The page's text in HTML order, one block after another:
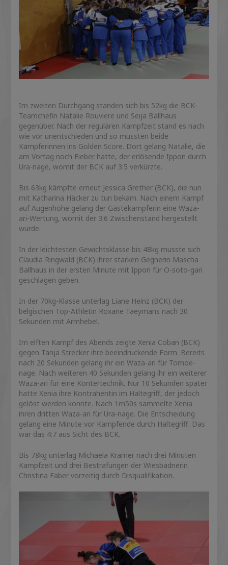
Im zweiten Durchgang standen sich bis 52kg die BCK-
Teamchefin Natalie Rouviere und Seija Ballhaus
gegenüber. Nach der regulären Kampfzeit stand es nach
wie vor unentschieden und so mussten beide
Kämpferinnen ins Golden Score. Dort gelang Natalie, die
am Vortag noch Fieber hatte, der erlösende Ippon durch
Ura-nage, womit der BCK auf 3:5 verkürzte.
Bis 63kg kämpfte erneut Jessica Grether (BCK), die nun
mit Katharina Häcker zu tun bekam. Nach einem Kampf
auf Augenhöhe gelang der Gästekämpferin eine Waza-
ari-Wertung, womit der 3:6 Zwischenstand hergestellt
wurde.
In der leichtesten Gewichtsklasse bis 48kg musste sich
Claudia Ringwald (BCK) ihrer starken Gegnerin Mascha
Ballhaus in der ersten Minute mit Ippon für O-soto-gari
geschlagen geben.
In der 70kg-Klasse unterlag Liane Heinz (BCK) der
belgischen Top-Athletin Roxane Taeymans nach 30
Sekunden mit Armhebel.
Im elften Kampf des Abends zeigte Xenia Coban (BCK)
gegen Tanja Strecker ihre beeindruckende Form. Bereits
nach 20 Sekunden gelang ihr ein Waza-ari für Tomoe-
nage. Nach weiteren 40 Sekunden gelang ihr ein weiterer
Waza-ari für eine Kontertechnik. Nur 10 Sekunden später
hatte Xenia ihre Kontrahentin im Haltegriff, der jedoch
gelöst werden konnte. Nach 1m50s sammelte Xenia
ihren dritten Waza-ari für Ura-nage. Die Entscheidung
gelang eine Minute vor Kampfende durch Haltegriff. Das
war das 4:7 aus Sicht des BCK.
Bis 78kg unterlag Michaela Krämer nach drei Minuten
Kampfzeit und drei Bestrafungen der Wiesbadnerin
Christina Faber vorzeitig durch Disqualifikation.